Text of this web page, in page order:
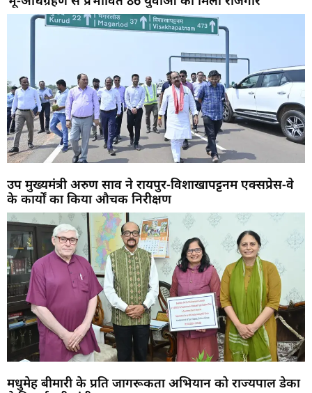
उप मुख्यमंत्री अरुण साव ने रायपुर-विशाखापट्टनम एक्सप्रेस-वे
के कार्यों का किया औचक निरीक्षण
मधुमेह बीमारी के प्रति जागरूकता अभियान को राज्यपाल डेका